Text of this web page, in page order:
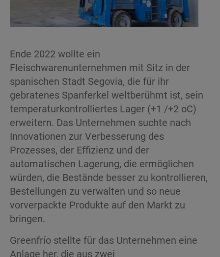
Ende 2022 wollte ein
Fleischwarenunternehmen mit Sitz in der
spanischen Stadt Segovia, die für ihr
gebratenes Spanferkel weltberühmt ist, sein
temperaturkontrolliertes Lager (+1 /+2 oC)
erweitern. Das Unternehmen suchte nach
Innovationen zur Verbesserung des
Prozesses, der Effizienz und der
automatischen Lagerung, die ermöglichen
würden, die Bestände besser zu kontrollieren,
Bestellungen zu verwalten und so neue
vorverpackte Produkte auf den Markt zu
bringen.
Greenfrío stellte für das Unternehmen eine
Anlage her, die aus zwei